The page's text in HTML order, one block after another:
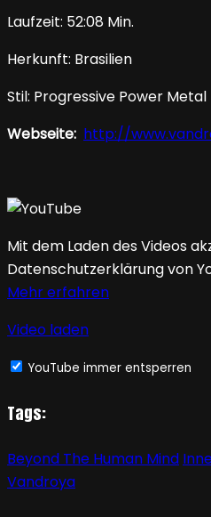
Laufzeit: 52:08 Min.
Herkunft: Brasilien
Stil: Progressive Power Metal
Webseite: http://
Mit dem Laden des Videos
Datenschutzerklärung von
Mehr erfahren
Video laden
YouTube immer entsperren
Tags:
Beyond The Human Mind
Vandroya